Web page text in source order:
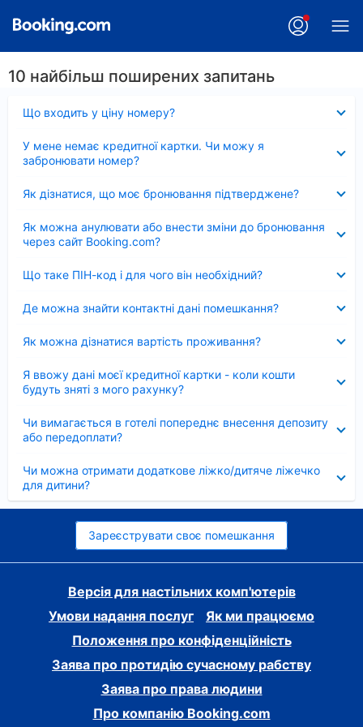
10 найбільш поширених запитань
Що входить у ціну номеру?
У мене немає кредитної картки. Чи можу я
забронювати номер?
Як дізнатися, що моє бронювання підтверджене?
Як можна анулювати або внести зміни до бронювання
через сайт Booking.com?
Що таке ПІН-код і для чого він необхідний?
Де можна знайти контактні дані помешкання?
Як можна дізнатися вартість проживання?
Я ввожу дані моєї кредитної картки - коли кошти
будуть зняті з мого рахунку?
Чи вимагається в готелі попереднє внесення депозиту
або передоплати?
Чи можна отримати додаткове ліжко/дитяче ліжечко
для дитини?
Зареєструвати своє помешкання
Версія для настільних комп'ютерів
Умови надання послуг
Як ми працюємо
Положення про конфіденційність
Заява про протидію сучасному рабству
Заява про права людини
Про компанію Booking.com